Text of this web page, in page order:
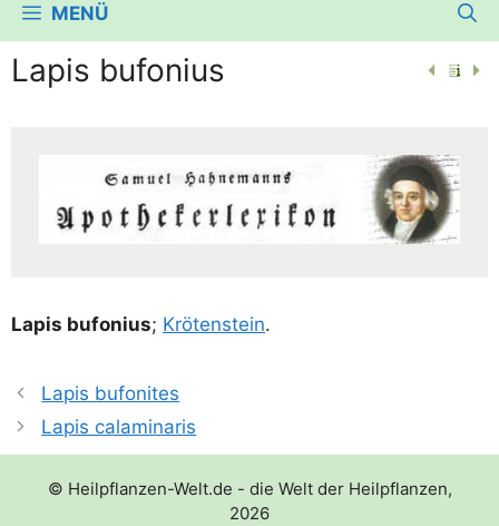
MENÜ
Lapis bufonius
Lapis bufo­ni­us; Krö­ten­stein.
Lapis bufonites
Lapis calaminaris
© Heilpflanzen-Welt.de - die Welt der Heilpflanzen,
2026